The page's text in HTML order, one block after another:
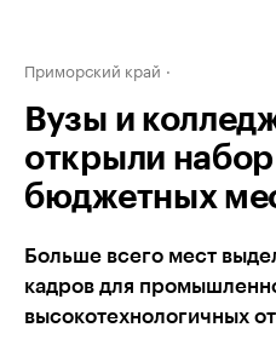
Приморский край
Вузы и
открыли набор
бюджетных
Больше всего мест
кадров для
высокотехнологичных